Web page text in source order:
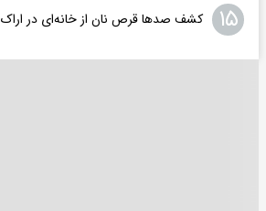
۱۵ کشف صدها قرص نان از خانه‌ای در اراک